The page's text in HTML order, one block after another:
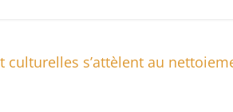
culturelles s’attèlent au